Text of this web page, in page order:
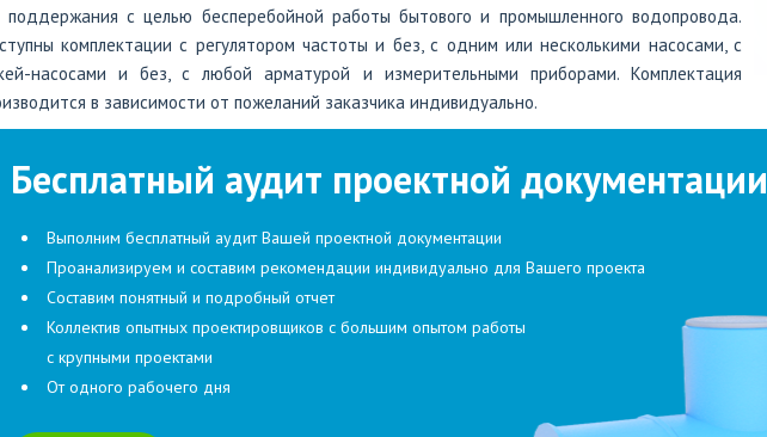
поддержания с целью бесперебойной работы бытового и промышленного водопровода.
комплектации с регулятором частоты и без, с одним или несколькими насосами, с
насосами и без, с любой арматурой и измерительными приборами. Комплектация
в зависимости от пожеланий заказчика индивидуально.
Бесплатный аудит проектной документации
Выполним бесплатный аудит Вашей проектной документации
Проанализируем и составим рекомендации индивидуально для Вашего проекта
Составим понятный и подробный отчет
Коллектив опытных проектировщиков с большим опытом работы
с крупными проектами
От одного рабочего дня